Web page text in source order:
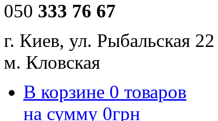
050 333 76 67
г. Киев, ул. Рыбальская 22
м. Кловская
В корзине 0 товаров
на сумму 0грн